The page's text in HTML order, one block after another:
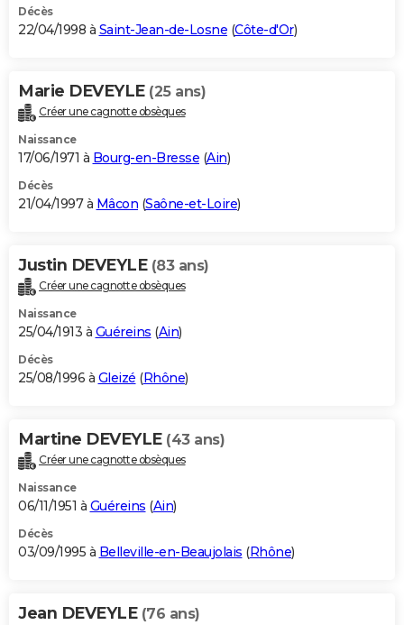
Décès
22/04/1998 à Saint-Jean-de-Losne (Côte-d'Or)
Marie DEVEYLE (25 ans)
Créer une cagnotte obsèques
Naissance
17/06/1971 à Bourg-en-Bresse (Ain)
Décès
21/04/1997 à Mâcon (Saône-et-Loire)
Justin DEVEYLE (83 ans)
Créer une cagnotte obsèques
Naissance
25/04/1913 à Guéreins (Ain)
Décès
25/08/1996 à Gleizé (Rhône)
Martine DEVEYLE (43 ans)
Créer une cagnotte obsèques
Naissance
06/11/1951 à Guéreins (Ain)
Décès
03/09/1995 à Belleville-en-Beaujolais (Rhône)
Jean DEVEYLE (76 ans)